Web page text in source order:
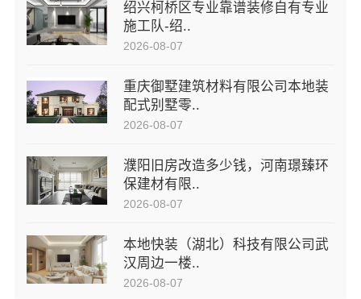
绍兴柯桥区专业靠谱装修自有专业
施工队-绍..
2026-08-07
重庆御墅建筑材料有限公司本地装
配式别墅零..
2026-08-07
濮阳旧房改造多少钱，河南璟臻环
保建材有限..
2026-08-07
本地快装（湖北）科技有限公司武
汉周边一楼..
2026-08-07